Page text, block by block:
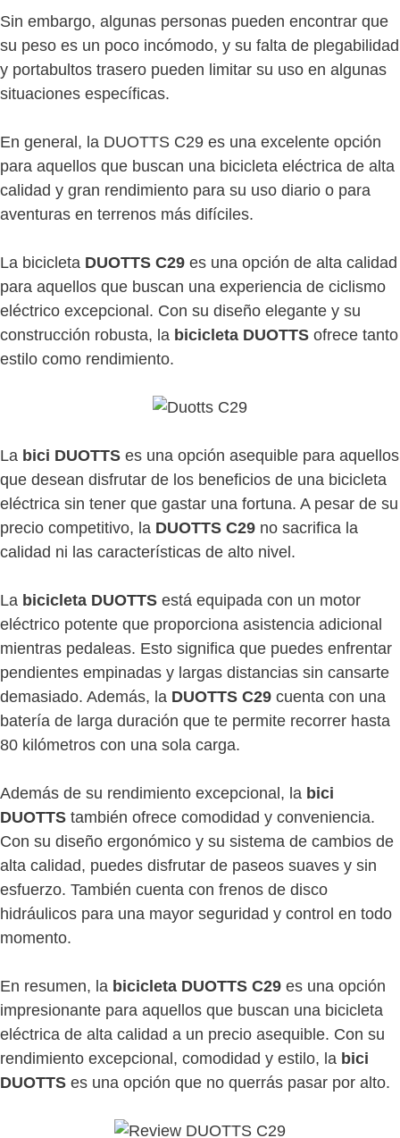
Sin embargo, algunas personas pueden encontrar que
su peso es un poco incómodo, y su falta de plegabilidad
y portabultos trasero pueden limitar su uso en algunas
situaciones específicas.
En general, la DUOTTS C29 es una excelente opción
para aquellos que buscan una bicicleta eléctrica de alta
calidad y gran rendimiento para su uso diario o para
aventuras en terrenos más difíciles.
La bicicleta DUOTTS C29 es una opción de alta calidad
para aquellos que buscan una experiencia de ciclismo
eléctrico excepcional. Con su diseño elegante y su
construcción robusta, la bicicleta DUOTTS ofrece tanto
estilo como rendimiento.
La bici DUOTTS es una opción asequible para aquellos
que desean disfrutar de los beneficios de una bicicleta
eléctrica sin tener que gastar una fortuna. A pesar de su
precio competitivo, la DUOTTS C29 no sacrifica la
calidad ni las características de alto nivel.
La bicicleta DUOTTS está equipada con un motor
eléctrico potente que proporciona asistencia adicional
mientras pedaleas. Esto significa que puedes enfrentar
pendientes empinadas y largas distancias sin cansarte
demasiado. Además, la DUOTTS C29 cuenta con una
batería de larga duración que te permite recorrer hasta
80 kilómetros con una sola carga.
Además de su rendimiento excepcional, la bici
DUOTTS también ofrece comodidad y conveniencia.
Con su diseño ergonómico y su sistema de cambios de
alta calidad, puedes disfrutar de paseos suaves y sin
esfuerzo. También cuenta con frenos de disco
hidráulicos para una mayor seguridad y control en todo
momento.
En resumen, la bicicleta DUOTTS C29 es una opción
impresionante para aquellos que buscan una bicicleta
eléctrica de alta calidad a un precio asequible. Con su
rendimiento excepcional, comodidad y estilo, la bici
DUOTTS es una opción que no querrás pasar por alto.